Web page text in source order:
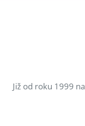
Již od roku 1999